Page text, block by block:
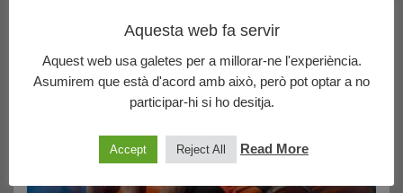
Aquesta web fa servir
Aquest web usa galetes per a millorar-ne l'experiència.
Asumirem que està d'acord amb això, però pot optar a no
participar-hi si ho desitja.
Accept Reject All Read More